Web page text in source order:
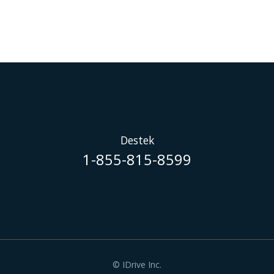
Destek
1-855-815-8599
© IDrive Inc.